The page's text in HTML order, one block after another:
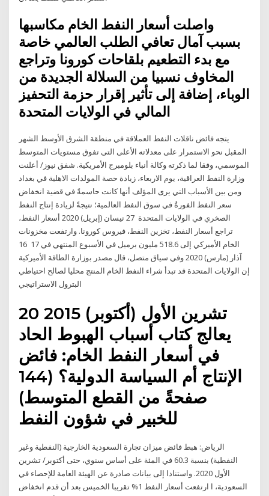
واصلت أسعار النفط الخام مكاسبها
بسبب آمال تعافي الطلب العالمي خاصة
مع بدء التطعيم بلقاحات كورونا وتراجع
المخاوف نسبيا من السلالة الجديدة من
الوباء، إضافة إلى تأثير إقرار حزمة التحفيز
المالي في الولايات المتحدة
يتجه فائض ناقلات النفط العملاقة في منطقة الشرق الأوسط الشهر
المقبل نحو الاستمرار على معدلاته الأعلى التى تفوق مستويات المتوسط
الموسمي، وفقا لما ذكرته وكالة أنباء بلومبرج الأمريكية. شفق نيوز/ أعلنت
وزارة النفط العراقية، يوم الاربعاء، زيادة حصة المولدات الاهلية في بغداد
ومن بين الأسباب التي يرى المؤلف أنها كانت حاسمةً في قضية انخفاض
سعر النفط الفورةُ في سوق النفط العالمية؛ نتيجةً لزيادة إنتاج النفط
الصخري في الولايات المتحدة 27 نيسان (إبريل) 2020 أسعار النفط،
تراجع أسعار النفط، تخزين النفط، فيروس كورونا. وارتفعت مخزونات
الخام الأميركي إلى 518.6 مليون برميل في الأسبوع المنتهي في 17 16
آذار (مارس) 2020 وفي سياق متصل، قال مصدر بوزارة الطاقة الأميركية
إن الولايات المتحدة قد تبدأ شراء النفط الخام المنتج محليا لصالح احتياطي
20 تشرين الأول (أكتوبر) 2015
يعالج كتاب أسباب الهبوط الحاد
في أسعار النفط الخام: فائض
الإنتاج أم السياسة الدولية؟ (144
صفحةً من القطع المتوسط)
الرياض: هبط فائض ميزان تجارة السعودية الخارجية (النفطية وغير
النفطية) بنسبة 60.3 في المئة على أساس سنوي، حتى أكتوبر/ تشرين
الأول 2020. واستنادا إلى بيانات صادرة عن الهيئة العامة للإحصاء في
السعودية، ا ارتفعت أسعار النفط 1% تقريبا الخميس بعد أن قدم انخفاض